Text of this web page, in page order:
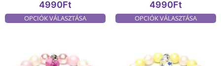
4990Ft
OPCIÓK VÁLASZTÁSA
4990Ft
OPCIÓK VÁLASZTÁSA